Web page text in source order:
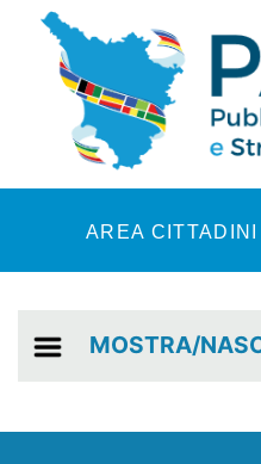
Skip to main content
AREA CITTADINI
MOSTRA/